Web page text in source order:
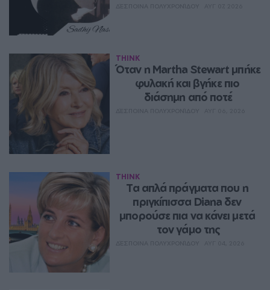
THINK
Όταν η Martha Stewart μπήκε
φυλακή και βγήκε πιο
διάσημη από ποτέ
THINK
Τα απλά πράγματα που η
πριγκίπισσα Diana δεν
μπορούσε πια να κάνει μετά
τον γάμο της